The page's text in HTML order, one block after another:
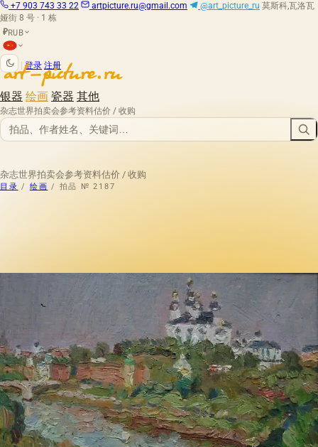
+7 903 743 33 22 artpicture.ru@gmail.com @art_picture_ru 莫斯科,瓦洛瓦
娅街 8 号 · 1 栋
₽RUB
登录 注册
银器 绘画 瓷器 其他
杂志世界拍卖会参考资料估价 / 收购
杂志世界拍卖会参考资料估价 / 收购
目录 / 绘画 / 拍品 № 2187